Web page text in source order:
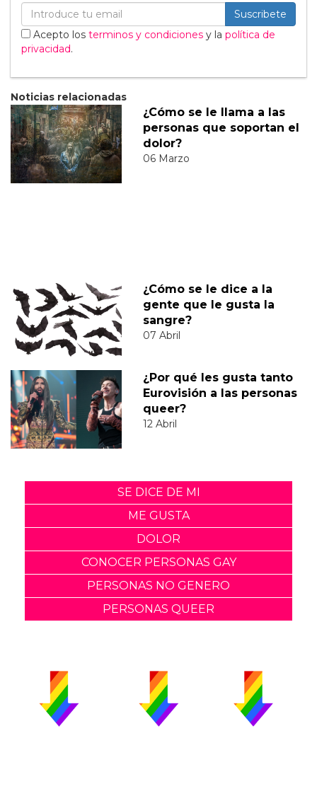
Suscribete
Acepto los terminos y condiciones y la política de
privacidad.
Noticias relacionadas
¿Cómo se le llama a las
personas que soportan el
dolor?
06 Marzo
¿Cómo se le dice a la
gente que le gusta la
sangre?
07 Abril
¿Por qué les gusta tanto
Eurovisión a las personas
queer?
12 Abril
SE DICE DE MI
ME GUSTA
DOLOR
CONOCER PERSONAS GAY
PERSONAS NO GENERO
PERSONAS QUEER